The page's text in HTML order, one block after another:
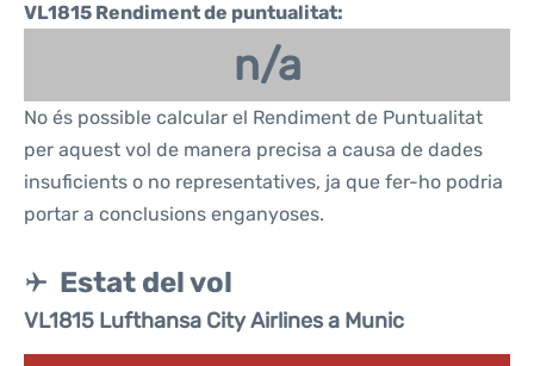
VL1815 Rendiment de puntualitat:
n/a
No és possible calcular el Rendiment de Puntualitat
per aquest vol de manera precisa a causa de dades
insuficients o no representatives, ja que fer-ho podria
portar a conclusions enganyoses.
Estat del vol
VL1815 Lufthansa City Airlines a Munic